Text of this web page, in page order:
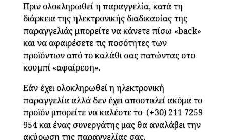
Πριν ολοκληρωθεί η παραγγελία, κατά τη
διάρκεια της ηλεκτρονικής διαδικασίας της
παραγγελιάς μπορείτε να κάνετε πίσω «back»
και να αφαιρέσετε τις ποσότητες των
προϊόντων από το καλάθι σας πατώντας στο
κουμπί «αφαίρεση».
Εάν έχει ολοκληρωθεί η ηλεκτρονική
παραγγελία αλλά δεν έχει αποσταλεί ακόμα το
προϊόν μπορείτε να καλέστε το (+30) 211 7259
954και ένας συνεργάτης μας θα αναλάβει την
ακύρωση της παραγγελίας σας.